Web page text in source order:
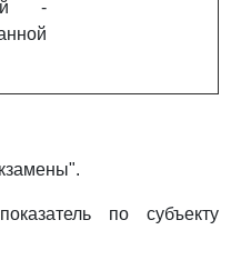
-
по субъекту